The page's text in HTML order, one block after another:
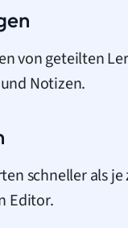
von geteilten
Notizen.
schneller als
Editor.